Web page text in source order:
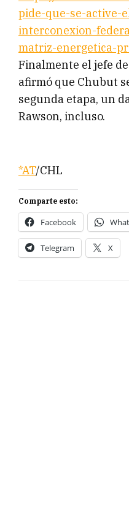
pide-que-se-active-
interconexion-
matriz-energetica-
Finalmente el jefe
afirmó que Chubut
segunda etapa, un
Rawson, incluso.
*AT/CHL
Comparte esto:
Facebook
Telegram X